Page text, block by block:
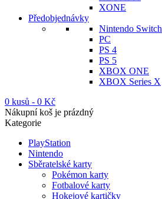
XONE
Předobjednávky
Nintendo Switch
PC
PS 4
PS 5
XBOX ONE
XBOX Series X
0 kusů - 0 Kč
Nákupní koš je prázdný
Kategorie
PlayStation
Nintendo
Sběratelské karty
Pokémon karty
Fotbalové karty
Hokejové kartičky